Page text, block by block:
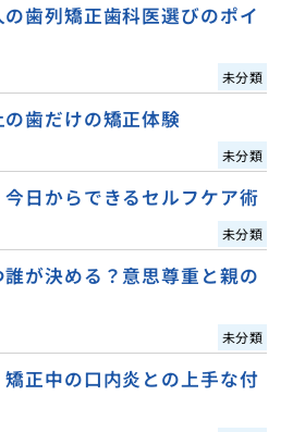
歯列矯正歯科医選びのポイ
未分類
歯だけの矯正体験
未分類
日からできるセルフケア術
未分類
が決める？意思尊重と親の
未分類
正中の口内炎との上手な付